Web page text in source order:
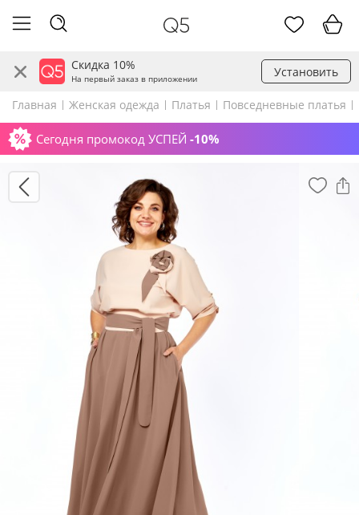
Скидка 10%
На первый заказ в приложении Установить
Главная Женская одежда Платья Повседневные платья
Сегодня промокод УСПЕЙ -10%